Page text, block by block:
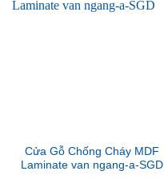
Cửa Gỗ Chống Cháy MDF
Laminate van ngang-a-SGD